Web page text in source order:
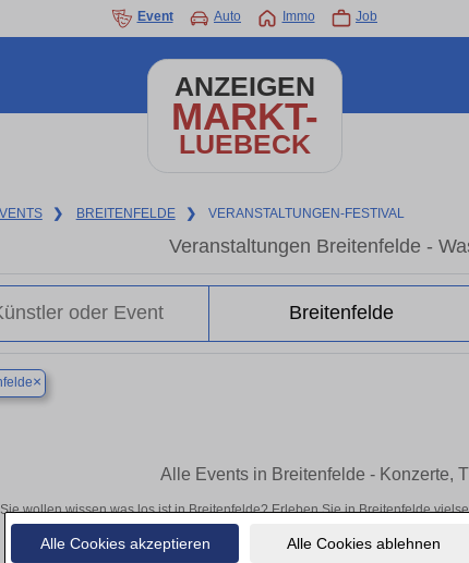
Alle Cookies akzeptieren Alle Cookies ablehnen
Event Auto Immo Job
ANZEIGEN
MARKT-
LUEBECK
❯ BREITENFELDE ❯ VERANSTALTUNGEN-FESTIVAL
Veranstaltungen Breitenfelde -
×
Alle Events in Breitenfelde - Konzerte,
Sie wollen wissen was los ist in Breitenfelde? Erleben Sie in Breitenfelde
Theateraufführungen oder aufregende Veranstaltungen in